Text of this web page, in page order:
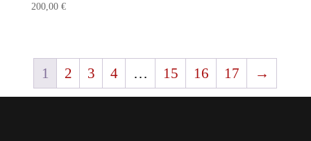
200,00 €
1 2 3 4 … 15 16 17 →